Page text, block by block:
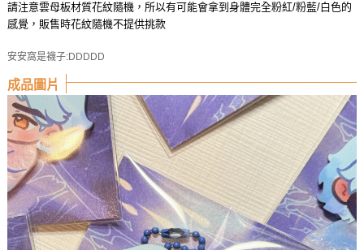
請注意雲母板材質花紋隨機，所以有可能會拿到身體完全粉紅/粉藍/白色的
感覺，販售時花紋隨機不提供挑款
安安窩是襪子:DDDDD
成品圖片